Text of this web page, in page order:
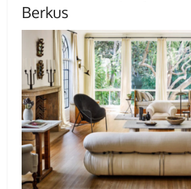
Berkus